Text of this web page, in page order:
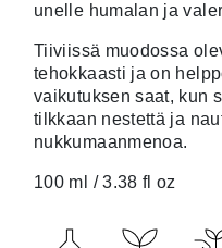
unelle humalan ja
Tiiviissä muodossa
tehokkaasti ja on
vaikutuksen saat, kun
tilkkaan nestettä ja
nukkumaanmenoa.
100 ml / 3.38 fl oz